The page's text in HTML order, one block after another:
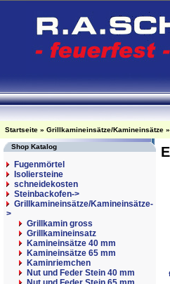
Startseite » Grillkamineinsätze/Kamineinsätze »
Shop Katalog
Fugenmörtel
Isoliersteine
schneidekosten
Steinbackofen->
Grillkamineinsätze/Kamineinsätze-
>
Grillkamin gross
Grillkamineinsatz
Kamineinsätze 40 mm
Kamineinsätze 65 mm
Kaminriemchen
Nut und Feder Stein 40 mm